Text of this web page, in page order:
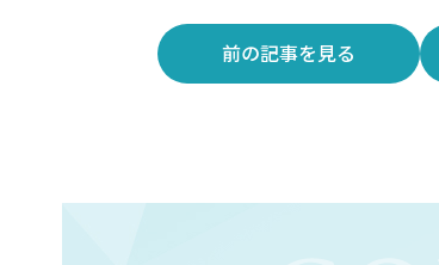
前の記事を見る